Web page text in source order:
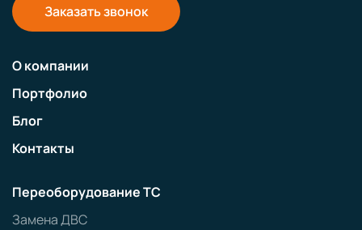
Заказать звонок
О компании
Портфолио
Блог
Контакты
Переоборудование ТС
Замена ДВС